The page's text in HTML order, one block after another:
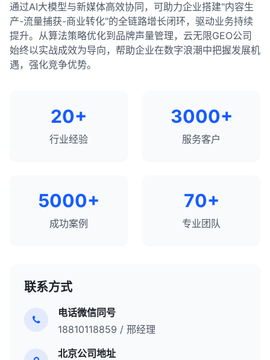
通过AI大模型与新媒体高效协同，可助力企业搭建"内容生
产-流量捕获-商业转化"的全链路增长闭环，驱动业务持续
提升。从算法策略优化到品牌声量管理，云无限GEO公司
始终以实战成效为导向，帮助企业在数字浪潮中把握发展机
遇，强化竞争优势。
20+
行业经验
3000+
服务客户
5000+
成功案例
70+
专业团队
联系方式
电话微信同号
18810118859 / 邢经理
北京公司地址